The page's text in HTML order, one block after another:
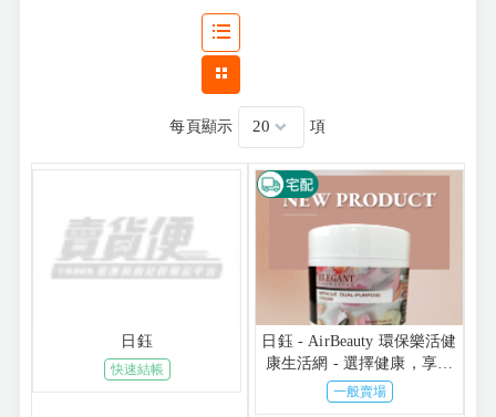
每頁顯示 項
日鈺
快速結帳
日鈺 - AirBeauty 環保樂活健
康生活網 - 選擇健康，享受
生活
一般賣場